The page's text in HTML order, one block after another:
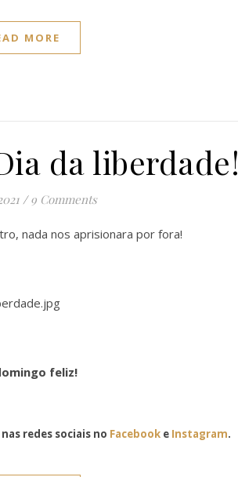
MORE
da liberdade!
/ 9 Comments
nada nos aprisionara por fora!
feliz!
redes sociais no Facebook e Instagram.